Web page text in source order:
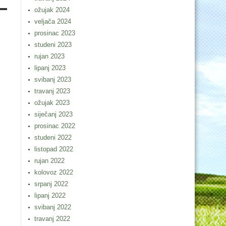
ožujak 2024
veljača 2024
prosinac 2023
studeni 2023
rujan 2023
lipanj 2023
svibanj 2023
travanj 2023
ožujak 2023
siječanj 2023
prosinac 2022
studeni 2022
listopad 2022
rujan 2022
kolovoz 2022
srpanj 2022
lipanj 2022
svibanj 2022
travanj 2022